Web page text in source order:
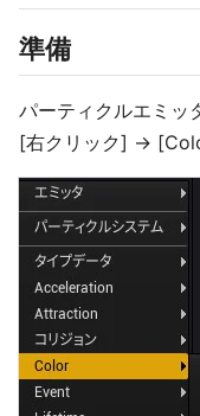
準備
パーティクルエミッ
[右クリック] ->